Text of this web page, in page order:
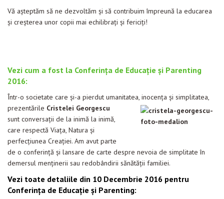
Vă așteptăm să ne dezvoltăm și să contribuim împreună la educarea
și creșterea unor copii mai echilibrați și fericiți!
Vezi cum a fost la Conferința de Educație și Parenting
2016:
Într-o societate care și-a pierdut umanitatea, inocența și simplitatea,
prezentările Cristelei Georgescu
sunt conversații de la inimă la inimă,
care respectă Viața, Natura și
perfecțiunea Creației. Am avut parte
de o conferinţă şi lansare de carte despre nevoia de simplitate în
demersul menținerii sau redobândirii sănătății familiei.
Vezi toate detaliile din 10 Decembrie 2016 pentru
Conferința de Educație și Parenting: